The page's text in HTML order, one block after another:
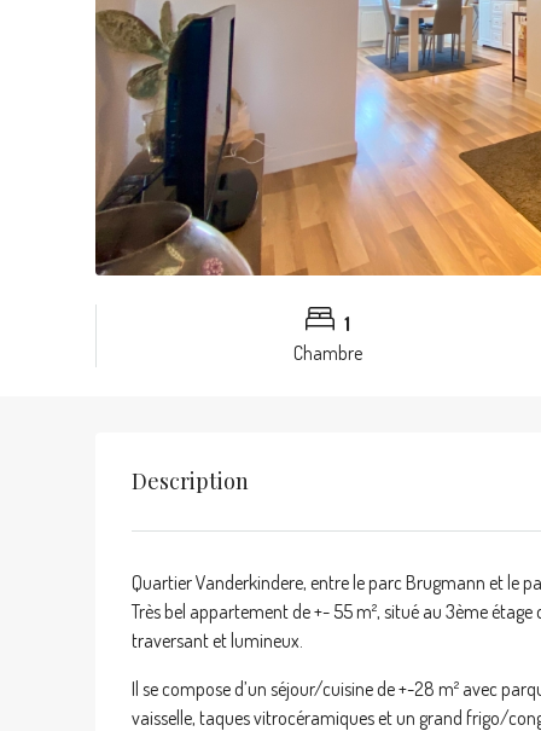
1
Chambre
Description
Quartier Vanderkindere, entre le parc Brugmann et le
Très bel appartement de +- 55 m², situé au 3ème
traversant et lumineux.
Il se compose d’un séjour/cuisine de +-28 m² avec
vaisselle, taques vitrocéramiques et un grand frigo/